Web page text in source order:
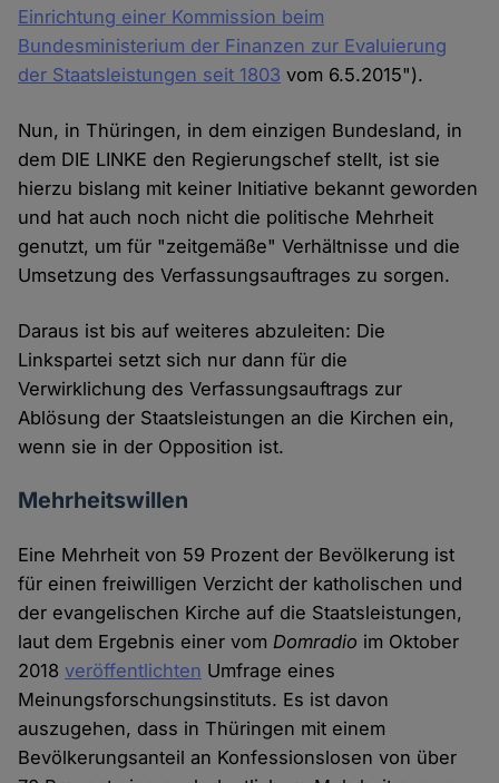
Einrichtung einer Kommission beim
Bundesministerium der Finanzen zur Evaluierung
der Staatsleistungen seit 1803 vom 6.5.2015").
Nun, in Thüringen, in dem einzigen Bundesland, in
dem DIE LINKE den Regierungschef stellt, ist sie
hierzu bislang mit keiner Initiative bekannt geworden
und hat auch noch nicht die politische Mehrheit
genutzt, um für "zeitgemäße" Verhältnisse und die
Umsetzung des Verfassungsauftrages zu sorgen.
Daraus ist bis auf weiteres abzuleiten: Die
Linkspartei setzt sich nur dann für die
Verwirklichung des Verfassungsauftrags zur
Ablösung der Staatsleistungen an die Kirchen ein,
wenn sie in der Opposition ist.
Mehrheitswillen
Eine Mehrheit von 59 Prozent der Bevölkerung ist
für einen freiwilligen Verzicht der katholischen und
der evangelischen Kirche auf die Staatsleistungen,
laut dem Ergebnis einer vomDomradio im Oktober
2018veröffentlichten Umfrage eines
Meinungsforschungsinstituts. Es ist davon
auszugehen, dass in Thüringen mit einem
Bevölkerungsanteil an Konfessionslosen von über